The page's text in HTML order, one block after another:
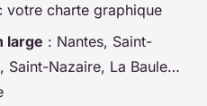
votre charte graphique
large : Nantes, Saint-
Saint-Nazaire, La Baule…